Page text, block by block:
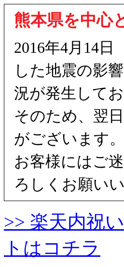
熊本県を中心
2016年4月14
した地震の影
況が発生してお
そのため、翌
がございます。
お客様にはご
ろしくお願い
>> 楽天内祝
トはコチラ